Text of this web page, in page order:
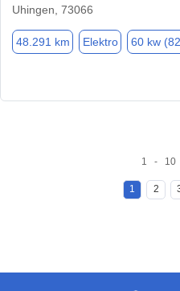
Uhingen, 73066
48.291 km Elektro 60 kw
1 - 10
1 2